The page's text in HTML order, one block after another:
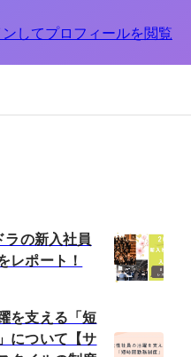
ンしてプロフィールを閲覧
の新入社員
レポート！
を支える「短
について【サ